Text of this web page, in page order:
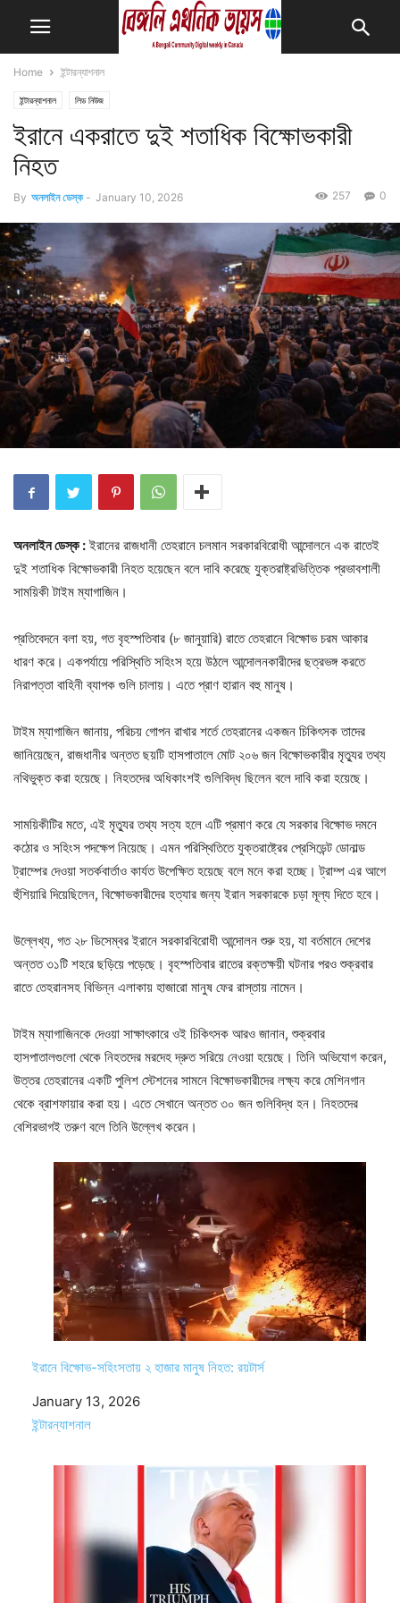
Home ইন্টারন্যাশনাল
ইন্টারন্যাশনাল লিড নিউজ
ইরানে একরাতে দুই শতাধিক বিক্ষোভকারী
নিহত
By অনলাইন ডেস্ক - January 10, 2026 0
257
অনলাইন ডেস্ক :ইরানের রাজধানী তেহরানে চলমান সরকারবিরোধী আন্দোলনে এক রাতেই
দুই শতাধিক বিক্ষোভকারী নিহত হয়েছেন বলে দাবি করেছে যুক্তরাষ্ট্রভিত্তিক প্রভাবশালী
সাময়িকী টাইম ম্যাগাজিন।
প্রতিবেদনে বলা হয়, গত বৃহস্পতিবার (৮ জানুয়ারি) রাতে তেহরানে বিক্ষোভ চরম আকার
ধারণ করে। একপর্যায়ে পরিস্থিতি সহিংস হয়ে উঠলে আন্দোলনকারীদের ছত্রভঙ্গ করতে
নিরাপত্তা বাহিনী ব্যাপক গুলি চালায়। এতে প্রাণ হারান বহু মানুষ।
টাইম ম্যাগাজিন জানায়, পরিচয় গোপন রাখার শর্তে তেহরানের একজন চিকিৎসক তাদের
জানিয়েছেন, রাজধানীর অন্তত ছয়টি হাসপাতালে মোট ২০৬ জন বিক্ষোভকারীর মৃত্যুর তথ্য
নথিভুক্ত করা হয়েছে। নিহতদের অধিকাংশই গুলিবিদ্ধ ছিলেন বলে দাবি করা হয়েছে।
সাময়িকীটির মতে, এই মৃত্যুর তথ্য সত্য হলে এটি প্রমাণ করে যে সরকার বিক্ষোভ দমনে
কঠোর ও সহিংস পদক্ষেপ নিয়েছে। এমন পরিস্থিতিতে যুক্তরাষ্ট্রের প্রেসিডেন্ট ডোনাল্ড
ট্রাম্পের দেওয়া সতর্কবার্তাও কার্যত উপেক্ষিত হয়েছে বলে মনে করা হচ্ছে। ট্রাম্প এর আগে
হুঁশিয়ারি দিয়েছিলেন, বিক্ষোভকারীদের হত্যার জন্য ইরান সরকারকে চড়া মূল্য দিতে হবে।
উল্লেখ্য, গত ২৮ ডিসেম্বর ইরানে সরকারবিরোধী আন্দোলন শুরু হয়, যা বর্তমানে দেশের
অন্তত ৩১টি শহরে ছড়িয়ে পড়েছে। বৃহস্পতিবার রাতের রক্তক্ষয়ী ঘটনার পরও শুক্রবার
রাতে তেহরানসহ বিভিন্ন এলাকায় হাজারো মানুষ ফের রাস্তায় নামেন।
টাইম ম্যাগাজিনকে দেওয়া সাক্ষাৎকারে ওই চিকিৎসক আরও জানান, শুক্রবার
হাসপাতালগুলো থেকে নিহতদের মরদেহ দ্রুত সরিয়ে নেওয়া হয়েছে। তিনি অভিযোগ করেন,
উত্তর তেহরানের একটি পুলিশ স্টেশনের সামনে বিক্ষোভকারীদের লক্ষ্য করে মেশিনগান
থেকে ব্রাশফায়ার করা হয়। এতে সেখানে অন্তত ৩০ জন গুলিবিদ্ধ হন। নিহতদের
বেশিরভাগই তরুণ বলে তিনি উল্লেখ করেন।
ইরানে বিক্ষোভ-সহিংসতায় ২ হাজার মানুষ নিহত: রয়টার্স
Date
January 13, 2026
In relation to
ইন্টারন্যাশনাল